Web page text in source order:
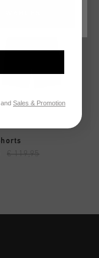
€ 119,95
and Sales & Promotion